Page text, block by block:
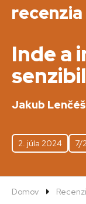
Inde a
Jakub Lenčéš
2. júla 2024 7/
Domov